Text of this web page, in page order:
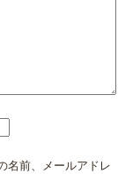
名前、メールアドレ